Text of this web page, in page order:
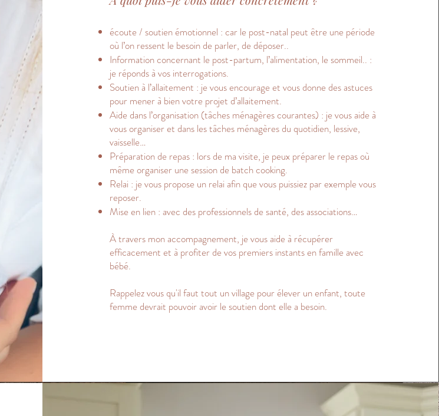
écoute / soutien émotionnel : car le post-natal peut être une période
où l’on ressent le besoin de parler, de déposer..
Information concernant le post-partum, l’alimentation, le sommeil.. :
je réponds à vos interrogations.
Soutien à l’allaitement : je vous encourage et vous donne des astuces
pour mener à bien votre projet d’allaitement.
Aide dans l’organisation (tâches ménagères courantes) : je vous aide à
vous organiser et dans les tâches ménagères du quotidien, lessive,
vaisselle…
Préparation de repas : lors de ma visite, je peux préparer le repas où
même organiser une session de batch cooking.
Relai : je vous propose un relai afin que vous puissiez par exemple vous
reposer.
Mise en lien : avec des professionnels de santé, des associations…
À travers mon accompagnement, je vous aide à récupérer
efficacement et à profiter de vos premiers instants en famille avec
bébé.
Rappelez vous qu'il faut tout un village pour élever un enfant, toute
femme devrait pouvoir avoir le soutien dont elle a besoin.